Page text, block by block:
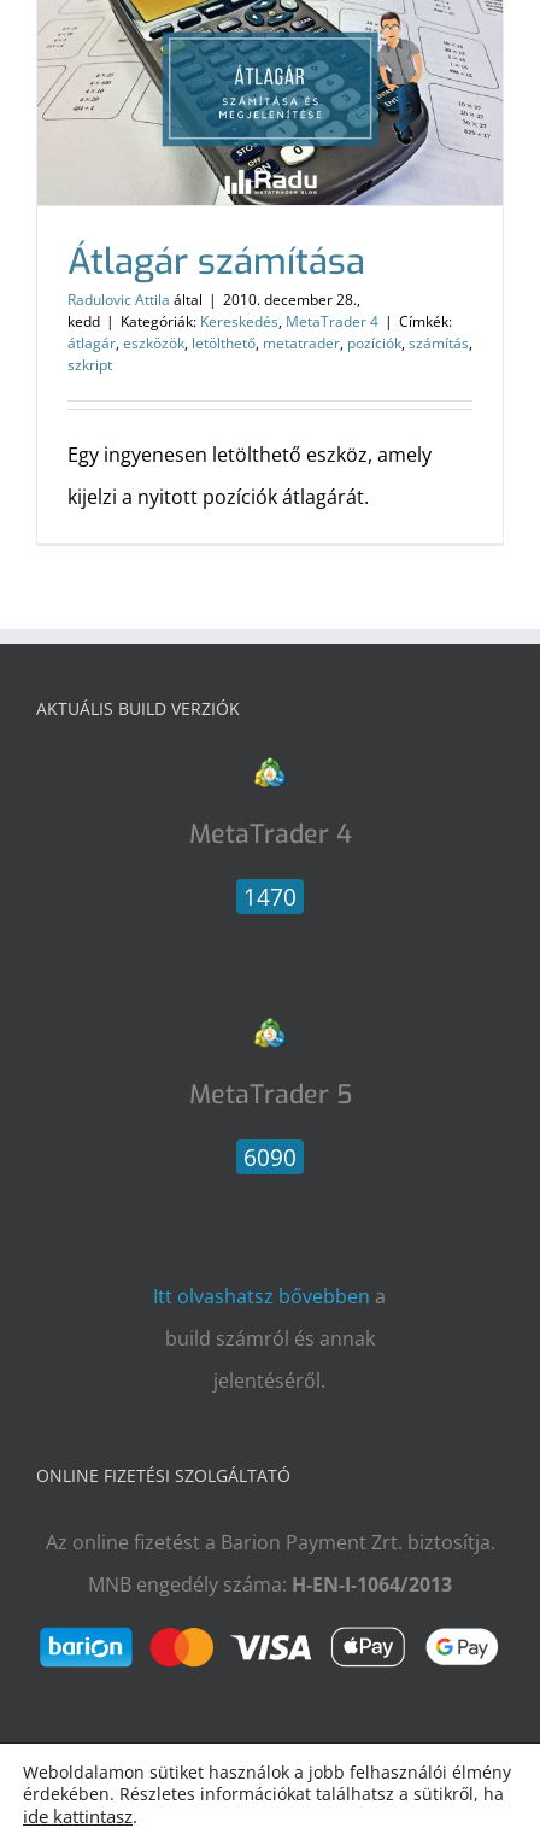
Átlagár számítása
Radulovic Attila által | 2010. december 28.,
kedd | Kategóriák: Kereskedés, MetaTrader 4 | Címkék:
átlagár,eszközök, letölthető, metatrader, pozíciók,számítás,
szkript
Egy ingyenesen letölthető eszköz, amely
kijelzi a nyitott pozíciók átlagárát.
AKTUÁLIS BUILD VERZIÓK
MetaTrader 4
1470
MetaTrader 5
6090
Itt olvashatsz bővebben a
build számról és annak
jelentéséről.
ONLINE FIZETÉSI SZOLGÁLTATÓ
Az online fizetést a Barion Payment Zrt. biztosítja.
MNB engedély száma: H-EN-I-1064/2013
Weboldalamon sütiket használok a jobb felhasználói élmény
érdekében. Részletes információkat találhatsz a sütikről, ha
ide kattintasz.